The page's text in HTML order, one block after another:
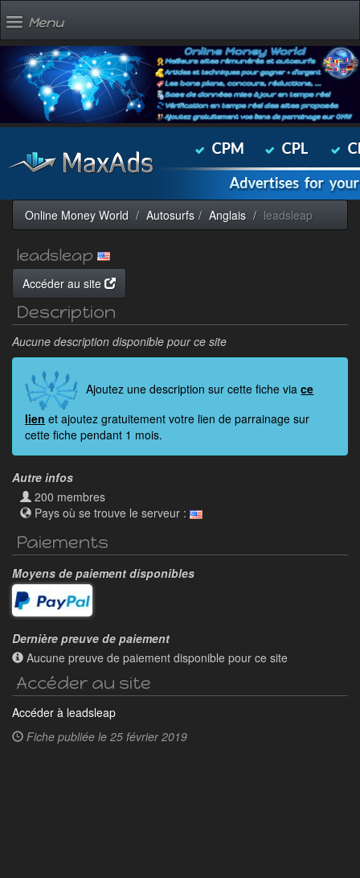
Menu
Online Money World Autosurfs Anglais leadsleap
leadsleap
Accéder au site
Description
Aucune description disponible pour ce site
Ajoutez une description sur cette fiche viace
lien et ajoutez gratuitement votre lien de parrainage sur
cette fiche pendant 1 mois.
Autre infos
200 membres
Pays où se trouve le serveur :
Paiements
Moyens de paiement disponibles
Dernière preuve de paiement
Aucune preuve de paiement disponible pour ce site
Accéder au site
Accéder à leadsleap
Fiche publiée le 25 février 2019